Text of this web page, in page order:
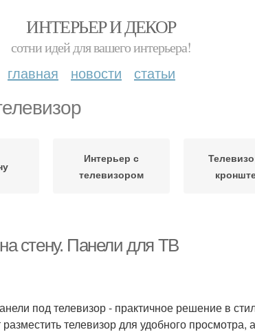
ИНТЕРЬЕР И ДЕКОР
сотни идей для вашего интерьера!
главная новости статьи
Интерьер с
телевизором
стену. Панели для ТВ
под телевизор - практичное решение в
телевизор для удобного просмотра,